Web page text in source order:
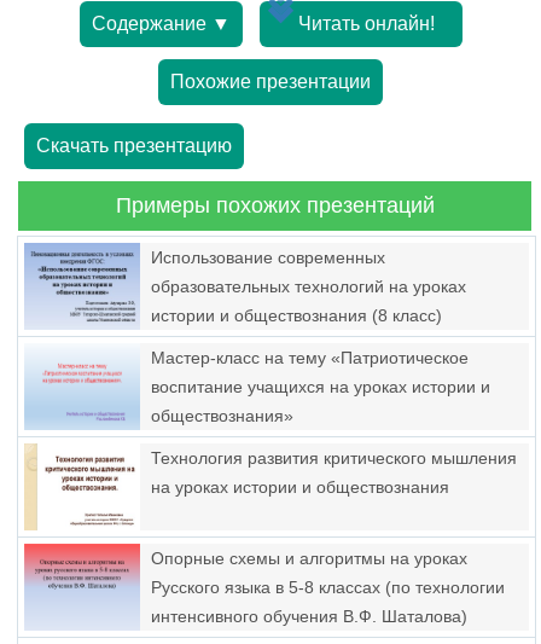
Содержание ▼ Читать онлайн!
Похожие презентации
Скачать презентацию
Примеры похожих презентаций
Использование современных
образовательных технологий на уроках
истории и обществознания (8 класс)
Мастер-класс на тему «Патриотическое
воспитание учащихся на уроках истории и
обществознания»
Технология развития критического мышления
на уроках истории и обществознания
Опорные схемы и алгоритмы на уроках
Русского языка в 5-8 классах (по технологии
интенсивного обучения В.Ф. Шаталова)